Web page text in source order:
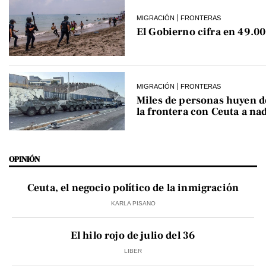
MIGRACIÓN FRONTERAS
El Gobierno cifra en
MIGRACIÓN FRONTERAS
Miles de personas huyen
la frontera con Ceuta a
OPINIÓN
Ceuta, el negocio político de la inmigración
KARLA PISANO
El hilo rojo de julio del 36
LIBER